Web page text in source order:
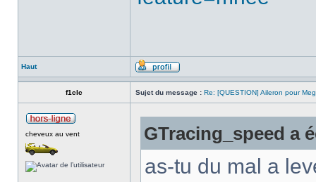
Haut
f1clc Sujet du message : Re: [QUESTION] Aileron pour
cheveux au vent GTracing_speed a
as-tu du mal a